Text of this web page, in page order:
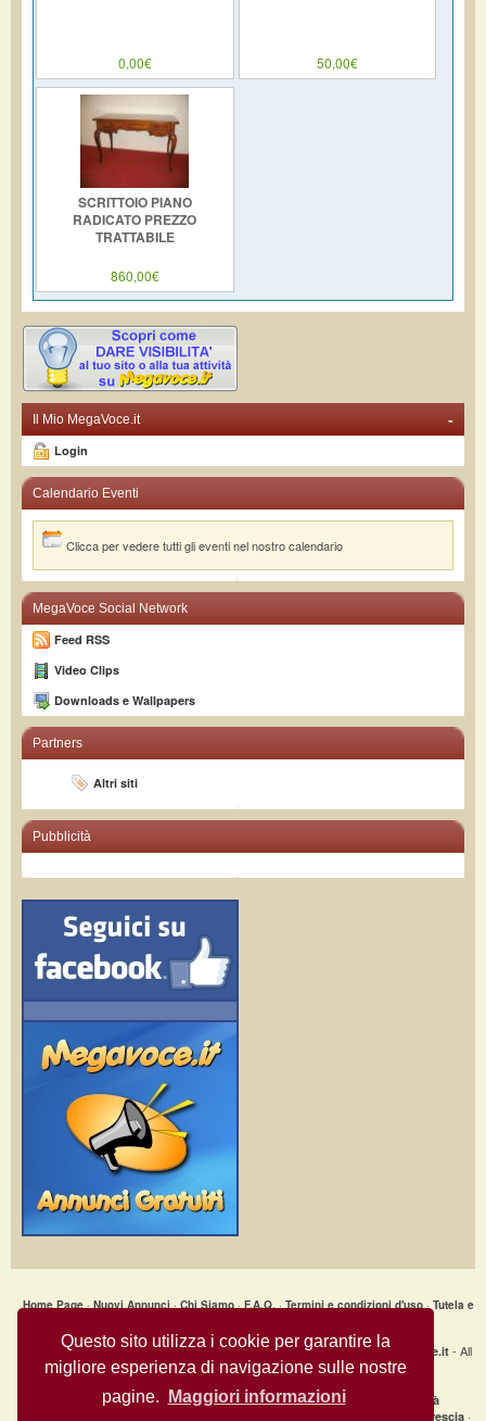
Questo sito utilizza i cookie per garantire la
migliore esperienza di navigazione sulle nostre
pagine.
Maggiori informazioni
0,00€ 50,00€
SCRITTOIO PIANO
RADICATO PREZZO
TRATTABILE
860,00€
-
Il Mio MegaVoce.it
Login
Calendario Eventi
Clicca per vedere tutti gli eventi nel nostro calendario
MegaVoce Social Network
Feed RSS
Video Clips
Downloads e Wallpapers
Partners
Altri siti
Pubblicità
Home Page·Nuovi Annunci·Chi Siamo·F.A.Q.·Termini e condizioni d'uso·Tutela e
Annunci Gratuiti » Armadio vetrino legno frassino © Copyright 2009MegaVoce.it- All
Rights Reserved.
Annunci recenti per città|clicca qui per la lista completa delle città
Annunci gratuiti Brescia ·